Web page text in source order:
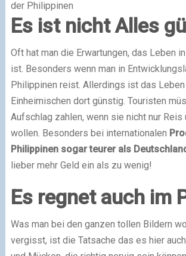
der Philippinen
Es ist nicht Alles
Oft hat man die Erwartungen, das Leben
ist. Besonders wenn man in
Philippinen reist. Allerdings ist das
Einheimischen dort günstig. Touristen
Aufschlag zahlen, wenn sie nicht nur
wollen. Besonders bei internationalen
Philippinen sogar teurer als
lieber mehr Geld ein als zu wenig!
Es regnet auch im
Was man bei den ganzen tollen Bildern
vergisst, ist die Tatsache das es hier